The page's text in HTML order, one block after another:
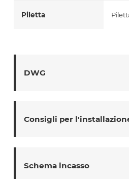
DWG
Consigli per
Schema incasso
Piletta